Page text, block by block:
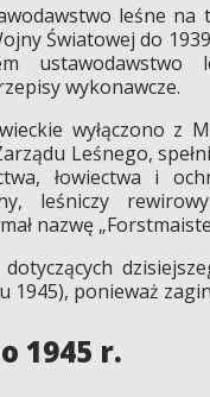
leśne na
Światowej do
ustawodawstwo
wykonawcze.
wyłączono z
Leśnego,
łowiectwa i
leśniczy
nazwę
ponieważ
1945 r.